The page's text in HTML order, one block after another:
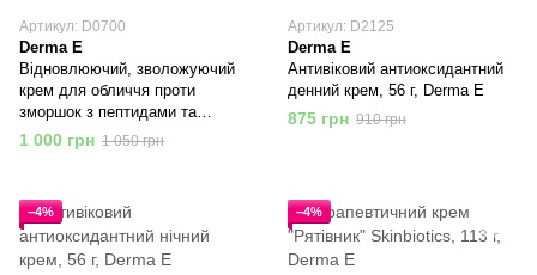
Артикул: D0700
Derma E
Відновлюючий, зволожуючий
крем для обличчя проти
зморшок з пептидами та
колагеном, 56 г, Derma E
1 000 грн 1 050 грн
Артикул: D2125
Derma E
Антивіковий антиоксидантний
денний крем, 56 г, Derma E
875 грн 910 грн
−4% −4%